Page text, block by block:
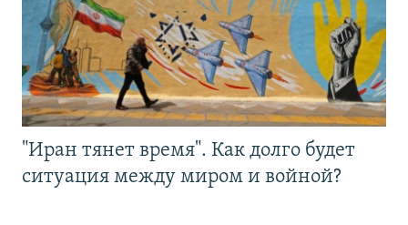
"Иран тянет время". Как долго будет
ситуация между миром и войной?